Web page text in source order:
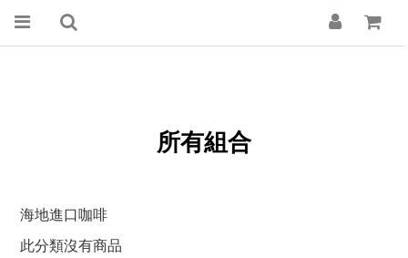
所有組合
海地進口咖啡
此分類沒有商品